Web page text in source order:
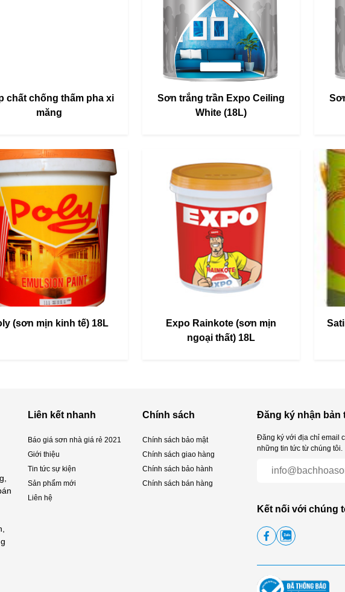
chất chống thấm pha xi
măng
Sơn trắng trần Expo Ceiling
White (18L)
(sơn mịn kinh tế) 18L
Expo Rainkote (sơn mịn
ngoại thất) 18L
Liên kết nhanh
Báo giá sơn nhà giá rẻ 2021
Giới thiệu
Tin tức sự kiện
Sản phẩm mới
Liên hệ
Chính sách
Chính sách bảo mật
Chính sách giao hàng
Chính sách bảo hành
Chính sách bán hàng
Đăng ký nhận bản
Đăng ký với địa chỉ email
những tin tức từ chúng tôi.
Kết nối với chúng